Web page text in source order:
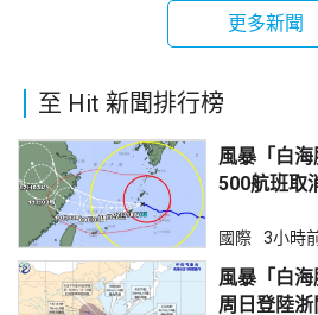
更多新聞
至 Hit 新聞排行榜
風暴「白
500航班取
國際 3小時
風暴「白
周日登陸